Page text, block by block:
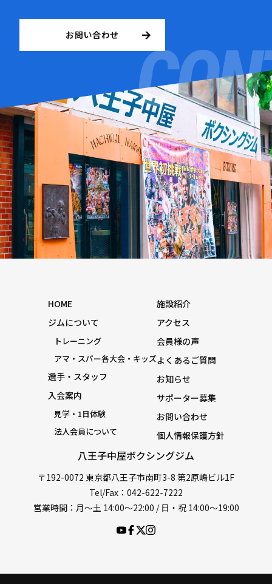
お問い合わせ
八王子中屋ボクシングジム
〒192-0072 東京都八王子市南町3-8 第2原嶋ビル1F
Tel/Fax：042-622-7222
営業時間：月〜土 14:00〜22:00 / 日・祝 14:00〜19:00
HOME
ジムについて
トレーニング
アマ・スパー各大会・キッズ
選手・スタッフ
入会案内
見学・1日体験
法人会員について
施設紹介
アクセス
会員様の声
よくあるご質問
お知らせ
サポーター募集
お問い合わせ
個人情報保護方針